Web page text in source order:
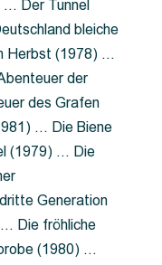
Der Tunnel
bleiche
Herbst (1978) …
der
des Grafen
… Die Biene
(1979) … Die
Generation
Die fröhliche
(1980) …